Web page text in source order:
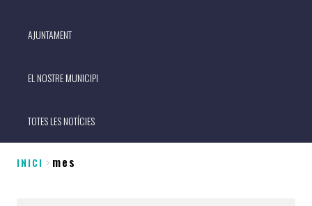
AJUNTAMENT
EL NOSTRE MUNICIPI
TOTES LES NOTÍCIES
INICI mes